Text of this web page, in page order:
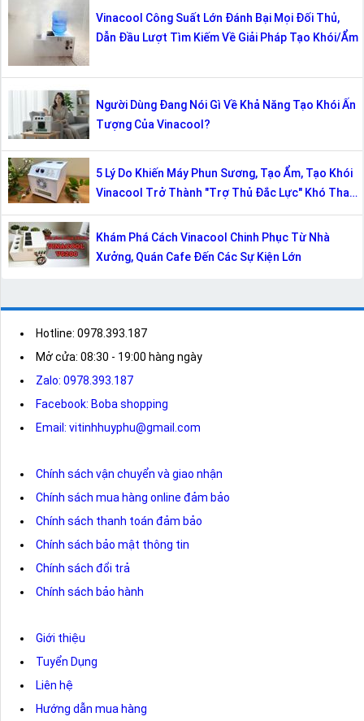
Vinacool Công Suất Lớn Đánh Bại Mọi Đối Thủ,
Dẫn Đầu Lượt Tìm Kiếm Về Giải Pháp Tạo Khói/Ẩm
Người Dùng Đang Nói Gì Về Khả Năng Tạo Khói Ấn
Tượng Của Vinacool?
5 Lý Do Khiến Máy Phun Sương, Tạo Ẩm, Tạo Khói
Vinacool Trở Thành "Trợ Thủ Đắc Lực" Khó Thay
Thế
Khám Phá Cách Vinacool Chinh Phục Từ Nhà
Xưởng, Quán Cafe Đến Các Sự Kiện Lớn
Hotline: 0978.393.187
Mở cửa: 08:30 - 19:00 hàng ngày
Zalo: 0978.393.187
Facebook: Boba shopping
Email: vitinhhuyphu@gmail.com
Chính sách vận chuyển và giao nhận
Chính sách mua hàng online đảm bảo
Chính sách thanh toán đảm bảo
Chính sách bảo mật thông tin
Chính sách đổi trả
Chính sách bảo hành
Giới thiệu
Tuyển Dụng
Liên hệ
Hướng dẫn mua hàng